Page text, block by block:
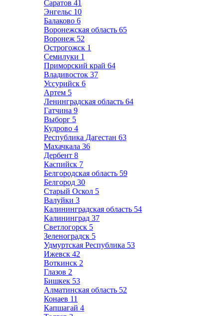
Саратов 41
Энгельс 10
Балаково 6
Воронежская область 65
Воронеж 52
Острогожск 1
Семилуки 1
Приморский край 64
Владивосток 37
Уссурийск 6
Артем 5
Ленинградская область 64
Гатчина 9
Выборг 5
Кудрово 4
Республика Дагестан 63
Махачкала 36
Дербент 8
Каспийск 7
Белгородская область 59
Белгород 30
Старый Оскол 5
Валуйки 3
Калининградская область 54
Калининград 37
Светлогорск 5
Зеленоградск 5
Удмуртская Республика 53
Ижевск 42
Воткинск 2
Глазов 2
Бишкек 53
Алматинская область 52
Конаев 11
Капшагай 4